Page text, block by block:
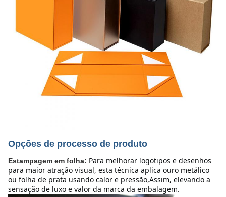
Opções de processo de produto
Estampagem em folha: Para melhorar logotipos e desenhos
para maior atração visual, esta técnica aplica ouro metálico
ou folha de prata usando calor e pressão,Assim, elevando a
sensação de luxo e valor da marca da embalagem.